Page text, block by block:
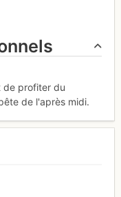
de profiter du
de l'après midi.